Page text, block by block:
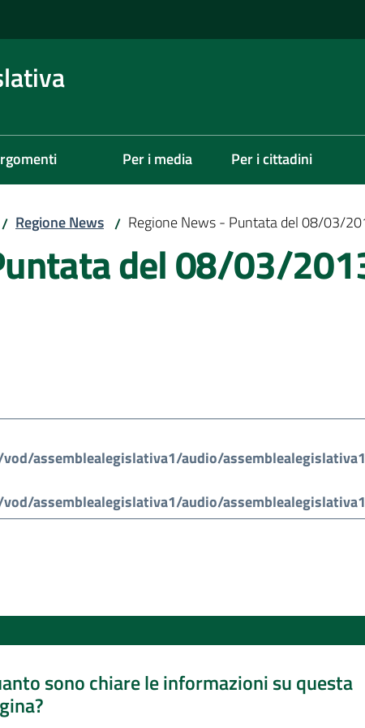
Per i media Per i cittadini
/ Regione News / Regione News - Puntata del 08/03/
del 08/03/
sono chiare le informazioni su questa